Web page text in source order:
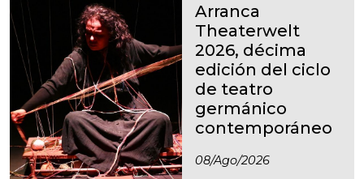
Arranca
Theaterwelt
2026, décima
edición del ciclo
de teatro
germánico
contemporáneo
08/ago/2026